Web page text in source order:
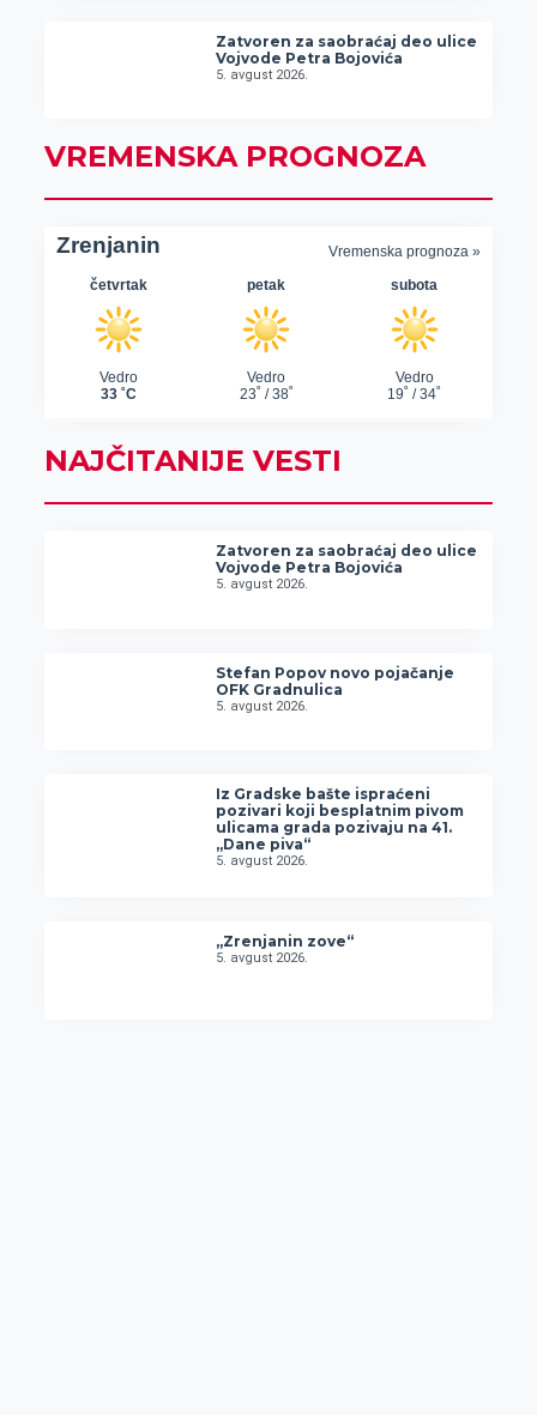
Zatvoren za saobraćaj deo ulice
Vojvode Petra Bojovića
5. avgust 2026.
VREMENSKA PROGNOZA
NAJČITANIJE VESTI
Zatvoren za saobraćaj deo ulice
Vojvode Petra Bojovića
5. avgust 2026.
Stefan Popov novo pojačanje
OFK Gradnulica
5. avgust 2026.
Iz Gradske bašte ispraćeni
pozivari koji besplatnim pivom
ulicama grada pozivaju na 41.
„Dane piva“
5. avgust 2026.
„Zrenjanin zove“
5. avgust 2026.